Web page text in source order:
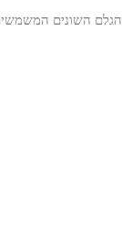
השונים המשמשים